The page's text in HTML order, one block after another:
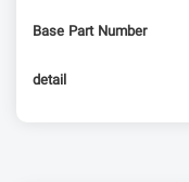
Base Part Number
detail